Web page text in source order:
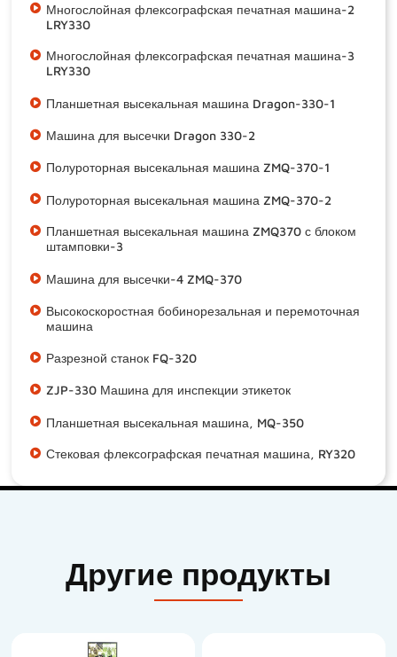
Многослойная флексографская печатная машина-2
LRY330
Многослойная флексографская печатная машина-3
LRY330
Планшетная высекальная машина Dragon-330-1
Машина для высечки Dragon 330-2
Полуроторная высекальная машина ZMQ-370-1
Полуроторная высекальная машина ZMQ-370-2
Планшетная высекальная машина ZMQ370 с блоком
штамповки-3
Машина для высечки-4 ZMQ-370
Высокоскоростная бобинорезальная и перемоточная
машина
Разрезной станок FQ-320
ZJP-330 Машина для инспекции этикеток
Планшетная высекальная машина, MQ-350
Стековая флексографская печатная машина, RY320
Другие продукты